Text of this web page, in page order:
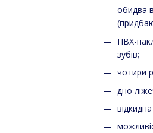
обидва
ПВХ-
зубів;
чотири
дно